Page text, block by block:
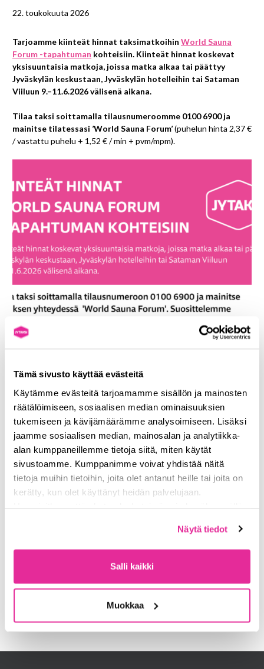
Tämä sivusto käyttää evästeitä
Käytämme evästeitä tarjoamamme sisällön ja mainosten
räätälöimiseen, sosiaalisen median ominaisuuksien
tukemiseen ja kävijämäärämme analysoimiseen. Lisäksi
jaamme sosiaalisen median, mainosalan ja analytiikka-
alan kumppaneillemme tietoja siitä, miten käytät
sivustoamme. Kumppanimme voivat yhdistää näitä
tietoja muihin tietoihin, joita olet antanut heille tai joita on
kerätty, kun olet käyttänyt heidän palvelujaan.
Näytä tiedot
Salli kaikki
Muokkaa
22. toukokuuta 2026
Tarjoamme kiinteät hinnat taksimatkoihin World Sauna
Forum -tapahtuman kohteisiin. Kiinteät hinnat koskevat
yksisuuntaisia matkoja, joissa matka alkaa tai päättyy
Jyväskylän keskustaan, Jyväskylän hotelleihin tai Sataman
Viiluun 9.–11.6.2026 välisenä aikana.
Tilaa taksi soittamalla tilausnumeroomme 0100 6900 ja
mainitse tilatessasi ’World Sauna Forum’(puhelun hinta 2,37 €
/ vastattu puhelu + 1,52 € / min + pvm/mpm).